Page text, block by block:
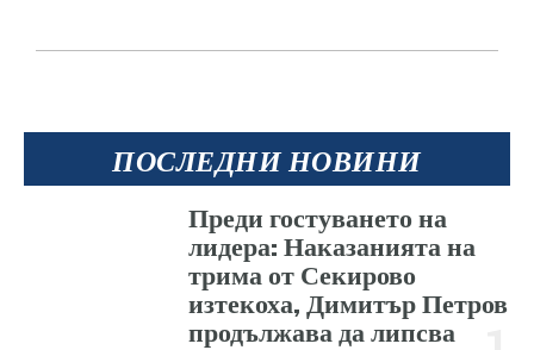
ПОСЛЕДНИ НОВИНИ
Преди гостуването на
лидера: Наказанията на
трима от Секирово
изтекоха, Димитър Петров
продължава да липсва